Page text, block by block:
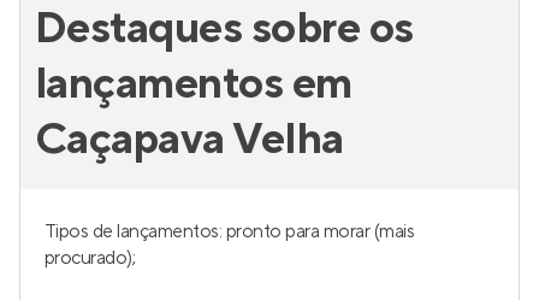
Destaques sobre os
lançamentos em
Caçapava Velha
Tipos de lançamentos: pronto para morar (mais
procurado);